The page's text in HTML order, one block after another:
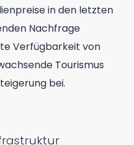
in den letzten
Nachfrage
Verfügbarkeit von
Tourismus
bei.